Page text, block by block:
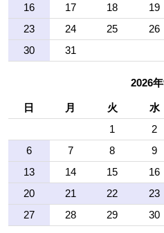
16
17 18 19
23
24 25 26
30
31
2026年
日 月 火 水
1
2
6
7 8 9
13
14 15 16
20
21 22 23
27
28 29 30